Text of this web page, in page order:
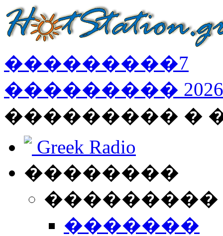
���������7
��������� 2026
��������� �
Greek Radio
��������
�������